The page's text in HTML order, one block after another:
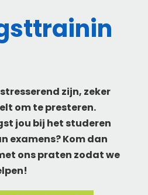
zijn, zeker
om te presteren.
jou bij het studeren
examens? Kom dan
ons praten zodat we